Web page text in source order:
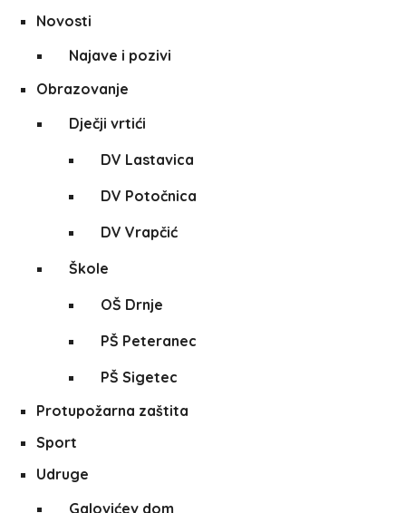
Novosti
Najave i pozivi
Obrazovanje
Dječji vrtići
DV Lastavica
DV Potočnica
DV Vrapčić
Škole
OŠ Drnje
PŠ Peteranec
PŠ Sigetec
Protupožarna zaštita
Sport
Udruge
Galovićev dom